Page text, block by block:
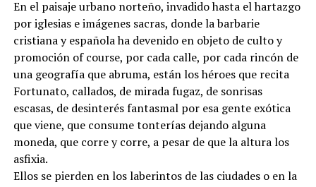
En el paisaje urbano norteño, invadido hasta el hartazgo
por iglesias e imágenes sacras, donde la barbarie
cristiana y española ha devenido en objeto de culto y
promoción of course, por cada calle, por cada rincón de
una geografía que abruma, están los héroes que recita
Fortunato, callados, de mirada fugaz, de sonrisas
escasas, de desinterés fantasmal por esa gente exótica
que viene, que consume tonterías dejando alguna
moneda, que corre y corre, a pesar de que la altura los
asfixia.
Ellos se pierden en los laberintos de las ciudades o en la